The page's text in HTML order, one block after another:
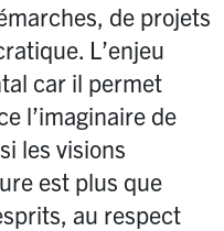
de projets
L’enjeu
car il permet
l’imaginaire de
les visions
est plus que
au respect